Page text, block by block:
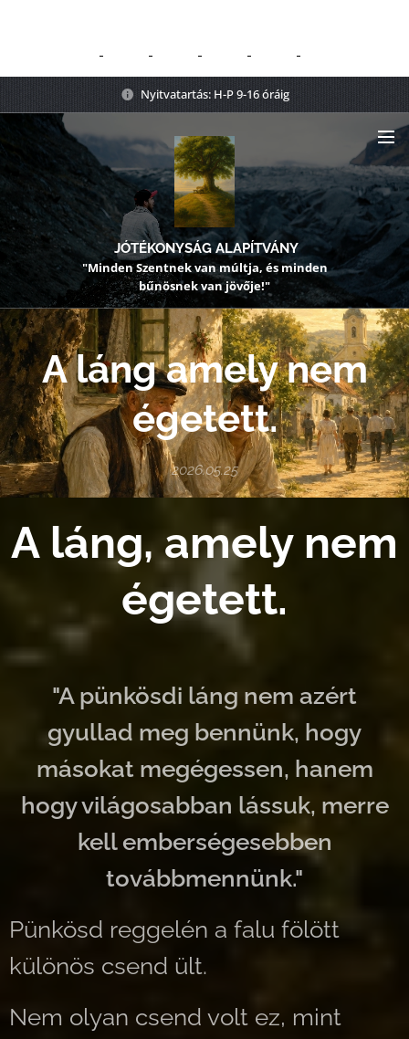
Nyitvatartás: H-P 9-16 óráig
JÓTÉKONYSÁG ALAPÍTVÁNY
"Minden Szentnek van múltja, és minden
bűnösnek van jövője!"
A láng amely nem
égetett.
2026.05.25
A láng, amely nem
égetett.
"A pünkösdi láng nem azért
gyullad meg bennünk, hogy
másokat megégessen, hanem
hogy világosabban lássuk, merre
kell emberségesebben
továbbmennünk."
Pünkösd reggelén a falu fölött
különös csend ült.
Nem olyan csend volt ez, mint